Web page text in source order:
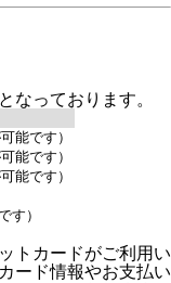
なっております。
能です）
能です）
能です）
す）
トカードがご利用い
ード情報やお支払い